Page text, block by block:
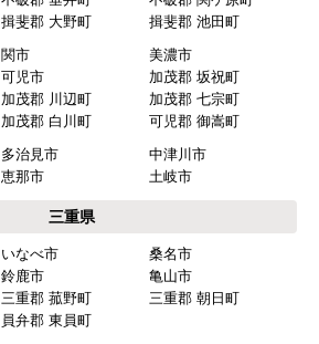
揖斐郡 大野町
揖斐郡 池田町
関市
美濃市
可児市
加茂郡 坂祝町
加茂郡 川辺町
加茂郡 七宗町
加茂郡 白川町
可児郡 御嵩町
多治見市
中津川市
恵那市 土岐市
三重県
いなべ市
桑名市
鈴鹿市
亀山市
三重郡 菰野町
三重郡 朝日町
員弁郡 東員町